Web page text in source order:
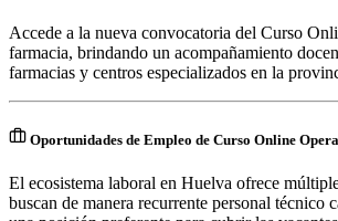
Accede a la nueva convocatoria del Curso
farmacia, brindando un acompañamiento
farmacias y centros especializados en la
Oportunidades de Empleo de Curso Online
El ecosistema laboral en Huelva ofrece
buscan de manera recurrente personal